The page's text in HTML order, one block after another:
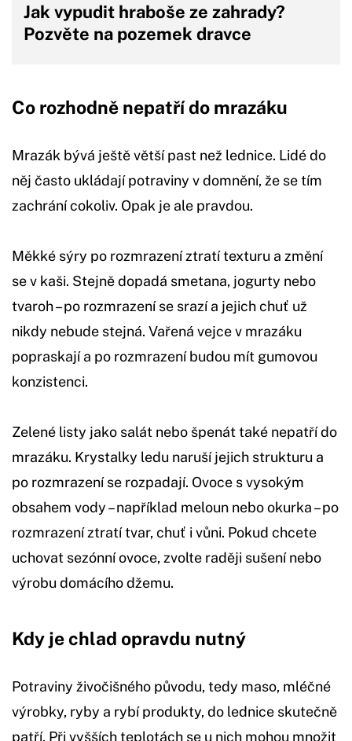
Jak vypudit hraboše ze zahrady?
Pozvěte na pozemek dravce
Co rozhodně nepatří do mrazáku
Mrazák bývá ještě větší past než lednice. Lidé do
něj často ukládají potraviny v domnění, že se tím
zachrání cokoliv. Opak je ale pravdou.
Měkké sýry po rozmrazení ztratí texturu a změní
se v kaši. Stejně dopadá smetana, jogurty nebo
tvaroh – po rozmrazení se srazí a jejich chuť už
nikdy nebude stejná. Vařená vejce v mrazáku
popraskají a po rozmrazení budou mít gumovou
konzistenci.
Zelené listy jako salát nebo špenát také nepatří do
mrazáku. Krystalky ledu naruší jejich strukturu a
po rozmrazení se rozpadají. Ovoce s vysokým
obsahem vody – například meloun nebo okurka – po
rozmrazení ztratí tvar, chuť i vůni. Pokud chcete
uchovat sezónní ovoce, zvolte raději sušení nebo
výrobu domácího džemu.
Kdy je chlad opravdu nutný
Potraviny živočišného původu, tedy maso, mléčné
výrobky, ryby a rybí produkty, do lednice skutečně
patří. Při vyšších teplotách se u nich mohou množit